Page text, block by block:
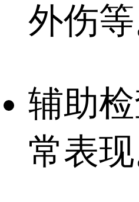
外伤等
辅助
常表现